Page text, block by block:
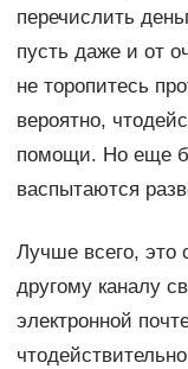
перечислить
пусть даже и от
не торопитесь
вероятно,
помощи. Но еще
васпытаются
Лучше всего, это
другому каналу
электронной